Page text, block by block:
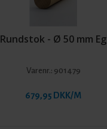
Rundstok - Ø 50 mm Eg
Varenr.: 901479
679,95 DKK/M